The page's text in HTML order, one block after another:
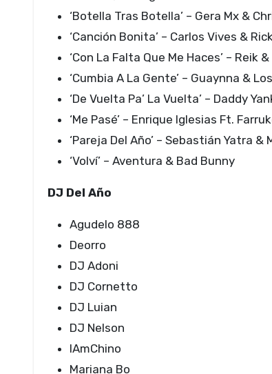
‘Botella Tras Botella’ – Gera Mx &
‘Canción Bonita’ – Carlos Vives &
‘Con La Falta Que Me Haces’ – Reik
‘Cumbia A La Gente’ – Guaynna &
‘De Vuelta Pa’ La Vuelta’ – Daddy
‘Me Pasé’ – Enrique Iglesias Ft.
‘Pareja Del Año’ – Sebastián Yatra &
‘Volví’ – Aventura & Bad Bunny
DJ Del Año
Agudelo 888
Deorro
DJ Adoni
DJ Cornetto
DJ Luian
DJ Nelson
IAmChino
Mariana Bo